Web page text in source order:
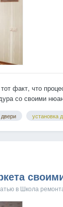
факт, что
со своими
основных
принесет вам
может
двери установка
в Школа